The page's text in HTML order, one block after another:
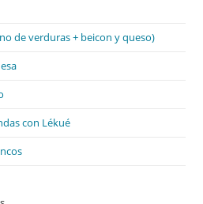
de verduras + beicon y queso)
con Lékué